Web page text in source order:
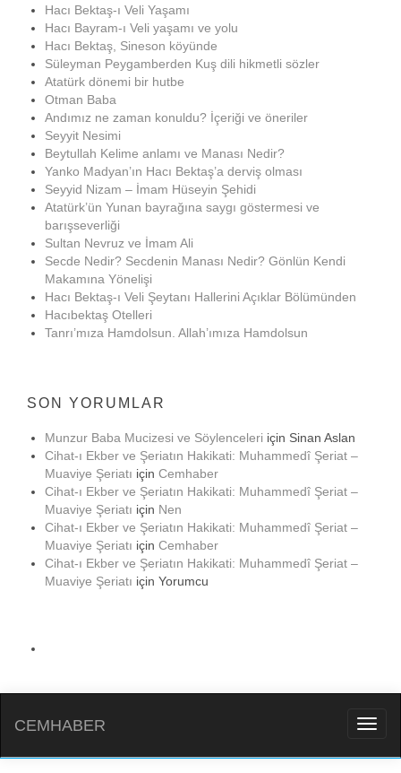
Hacı Bektaş-ı Veli Yaşamı
Hacı Bayram-ı Veli yaşamı ve yolu
Hacı Bektaş, Sineson köyünde
Süleyman Peygamberden Kuş dili hikmetli sözler
Atatürk dönemi bir hutbe
Otman Baba
Andımız ne zaman konuldu? İçeriği ve öneriler
Seyyit Nesimi
Beytullah Kelime anlamı ve Manası Nedir?
Yanko Madyan’ın Hacı Bektaş’a derviş olması
Seyyid Nizam – İmam Hüseyin Şehidi
Atatürk’ün Yunan bayrağına saygı göstermesi ve
barışseverliği
Sultan Nevruz ve İmam Ali
Secde Nedir? Secdenin Manası Nedir? Gönlün Kendi
Makamına Yönelişi
Hacı Bektaş-ı Veli Şeytanı Hallerini Açıklar Bölümünden
Hacıbektaş Otelleri
Tanrı’mıza Hamdolsun. Allah’ımıza Hamdolsun
SON YORUMLAR
Munzur Baba Mucizesi ve Söylenceleri için Sinan Aslan
Cihat-ı Ekber ve Şeriatın Hakikati: Muhammedî Şeriat –
Muaviye Şeriatı için Cemhaber
Cihat-ı Ekber ve Şeriatın Hakikati: Muhammedî Şeriat –
Muaviye Şeriatı için Nen
Cihat-ı Ekber ve Şeriatın Hakikati: Muhammedî Şeriat –
Muaviye Şeriatı için Cemhaber
Cihat-ı Ekber ve Şeriatın Hakikati: Muhammedî Şeriat –
Muaviye Şeriatı için Yorumcu
CEMHABER